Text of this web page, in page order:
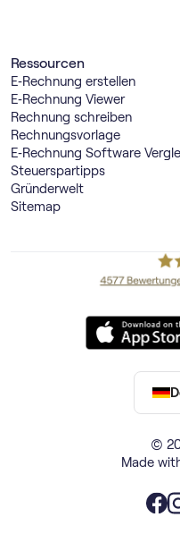
Ressourcen
E‑Rechnung erstellen
E‑Rechnung Viewer
Rechnung schreiben
Rechnungsvorlage
E‑Rechnung Software
Steuerspartipps
Gründerwelt
Sitemap
©
Made